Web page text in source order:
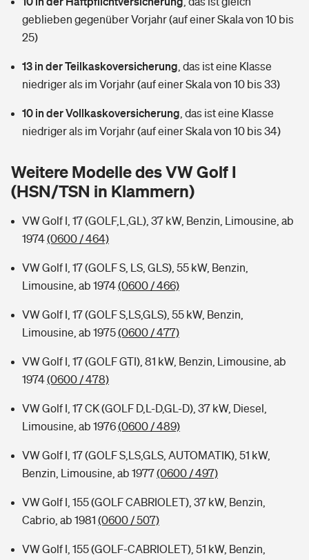
Wer versichert was: Jetzt Versicherer finden
Sie haben Fragen?
Mietkautionsversicherung
Restkreditversicherung
Hochwasser-Check: Wie gefährdet ist Ihr Haus?
Wer versichert was: Jetzt Versicherer finden
Sie haben Fragen?
Kinderinvalidität
Hundehalter-Haftpflicht
Private Cyberversicherung
Musikinstrumentenversicherung
Zur Übersicht
Tools
Kinderunfall-Check: Mehr Sicherheit für deine Kids
Sie haben Fragen?
Zur Übersicht
Tools
Wer versichert was: Jetzt Versicherer finden
Sie haben Fragen?
Rentenrechner: Wie viel Geld bekomme ich im Alter?
geblieben gegenüber Vorjahr (auf einer Skala von 10 bis
25)
13 in der Teilkaskoversicherung das ist eine Klasse
niedriger als im Vorjahr (auf einer Skala von 10 bis 33)
10 in der Vollkaskoversicherung das ist eine Klasse
niedriger als im Vorjahr (auf einer Skala von 10 bis 34)
Weitere Modelle des VW Golf I
(HSN/TSN in Klammern)
VW Golf I, 17 (GOLF,L,GL), 37 kW, Benzin, Limousine, ab
1974(0600 / 464)
VW Golf I, 17 (GOLF S, LS, GLS), 55 kW, Benzin,
Limousine, ab 1974(0600 / 466)
VW Golf I, 17 (GOLF S,LS,GLS), 55 kW, Benzin,
Limousine, ab 1975(0600 / 477)
VW Golf I, 17 (GOLF GTI), 81 kW, Benzin, Limousine, ab
1974(0600 / 478)
VW Golf I, 17 CK (GOLF D,L-D,GL-D), 37 kW, Diesel,
Limousine, ab 1976(0600 / 489)
VW Golf I, 17 (GOLF S,LS,GLS, AUTOMATIK), 51 kW,
Benzin, Limousine, ab 1977(0600 / 497)
VW Golf I, 155 (GOLF CABRIOLET), 37 kW, Benzin,
Cabrio, ab 1981 (0600 / 507)
VW Golf I, 155 (GOLF-CABRIOLET), 51 kW, Benzin,